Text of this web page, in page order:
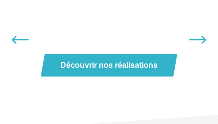
Découvrir nos réalisations